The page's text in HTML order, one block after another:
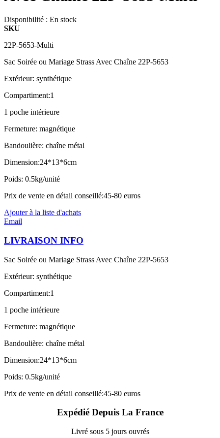
Disponibilité : En stock
SKU
22P-5653-Multi
Sac Soirée ou Mariage Strass Avec Chaîne 22P-5653
Extérieur: synthétique
Compartiment:1
1 poche intérieure
Fermeture: magnétique
Bandoulière: chaîne métal
Dimension:24*13*6cm
Poids: 0.5kg/unité
Prix de vente en détail conseillé:45-80 euros
Ajouter à la liste d'achats
Email
LIVRAISON INFO
Sac Soirée ou Mariage Strass Avec Chaîne 22P-5653
Extérieur: synthétique
Compartiment:1
1 poche intérieure
Fermeture: magnétique
Bandoulière: chaîne métal
Dimension:24*13*6cm
Poids: 0.5kg/unité
Prix de vente en détail conseillé:45-80 euros
Expédié Depuis La France
Livré sous 5 jours ouvrés